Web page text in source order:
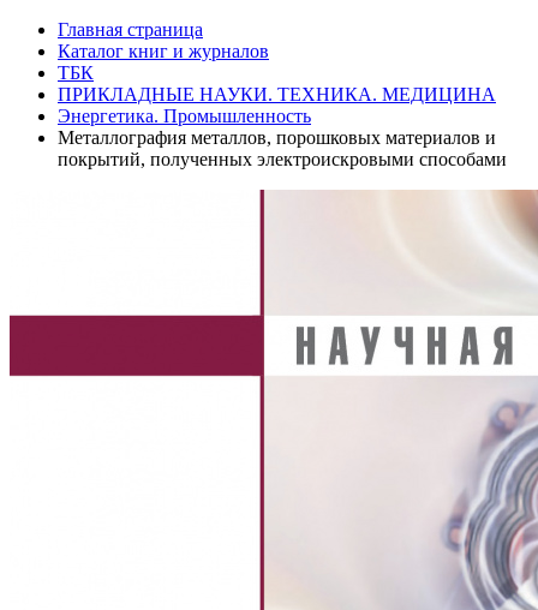
Главная страница
Каталог книг и журналов
ТБК
ПРИКЛАДНЫЕ НАУКИ. ТЕХНИКА. МЕДИЦИНА
Энергетика. Промышленность
Металлография металлов, порошковых материалов и
покрытий, полученных электроискровыми способами